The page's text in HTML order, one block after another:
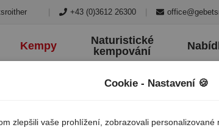
| +43 (0)3612 26300 |
Kempy
Naturistické
kempování
Cookie - Nastavení 🍪
zlepšili vaše prohlížení, zobrazovali